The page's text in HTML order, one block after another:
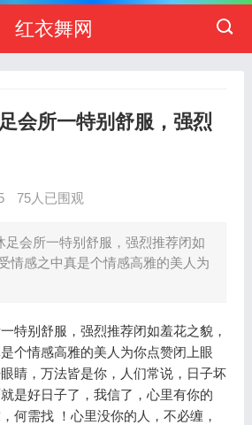
红衣舞网
会所一特别舒服，强烈
75人已围观
足会所一特别舒服，强烈推荐闭如
情感之中真是个情感高雅的美人为
特别舒服，强烈推荐闭如羞花之貌，
个情感高雅的美人为你点赞闭上眼
睛，万法皆是你，人们常说，日子坏
是好日子了，我信了，心里有你的
何需找 ！心里没你的人，不必缠，